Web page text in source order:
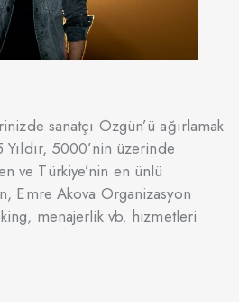
sanatçı Özgün’ü ağırlamak
5000’nin üzerinde
ve Türkiye’nin en ünlü
Emre Akova Organizasyon
menajerlik vb. hizmetleri